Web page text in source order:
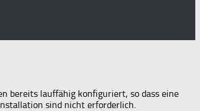
bereits lauffähig konfiguriert, so dass eine
sind nicht erforderlich.